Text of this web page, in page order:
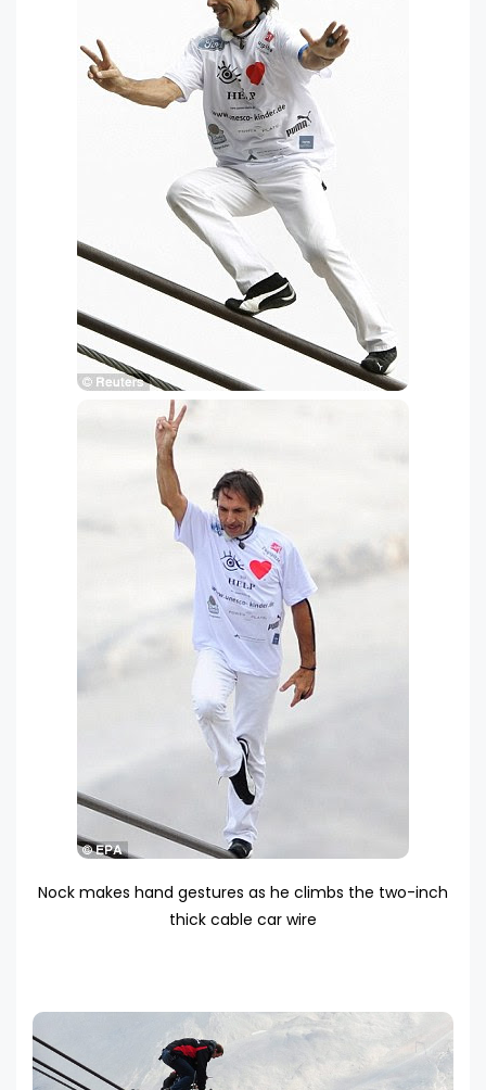
Nock makes hand gestures as he climbs the two-inch
thick cable car wire